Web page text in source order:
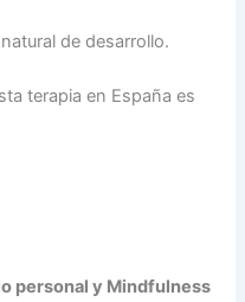
de desarrollo.
terapia en España es
personal y Mindfulness